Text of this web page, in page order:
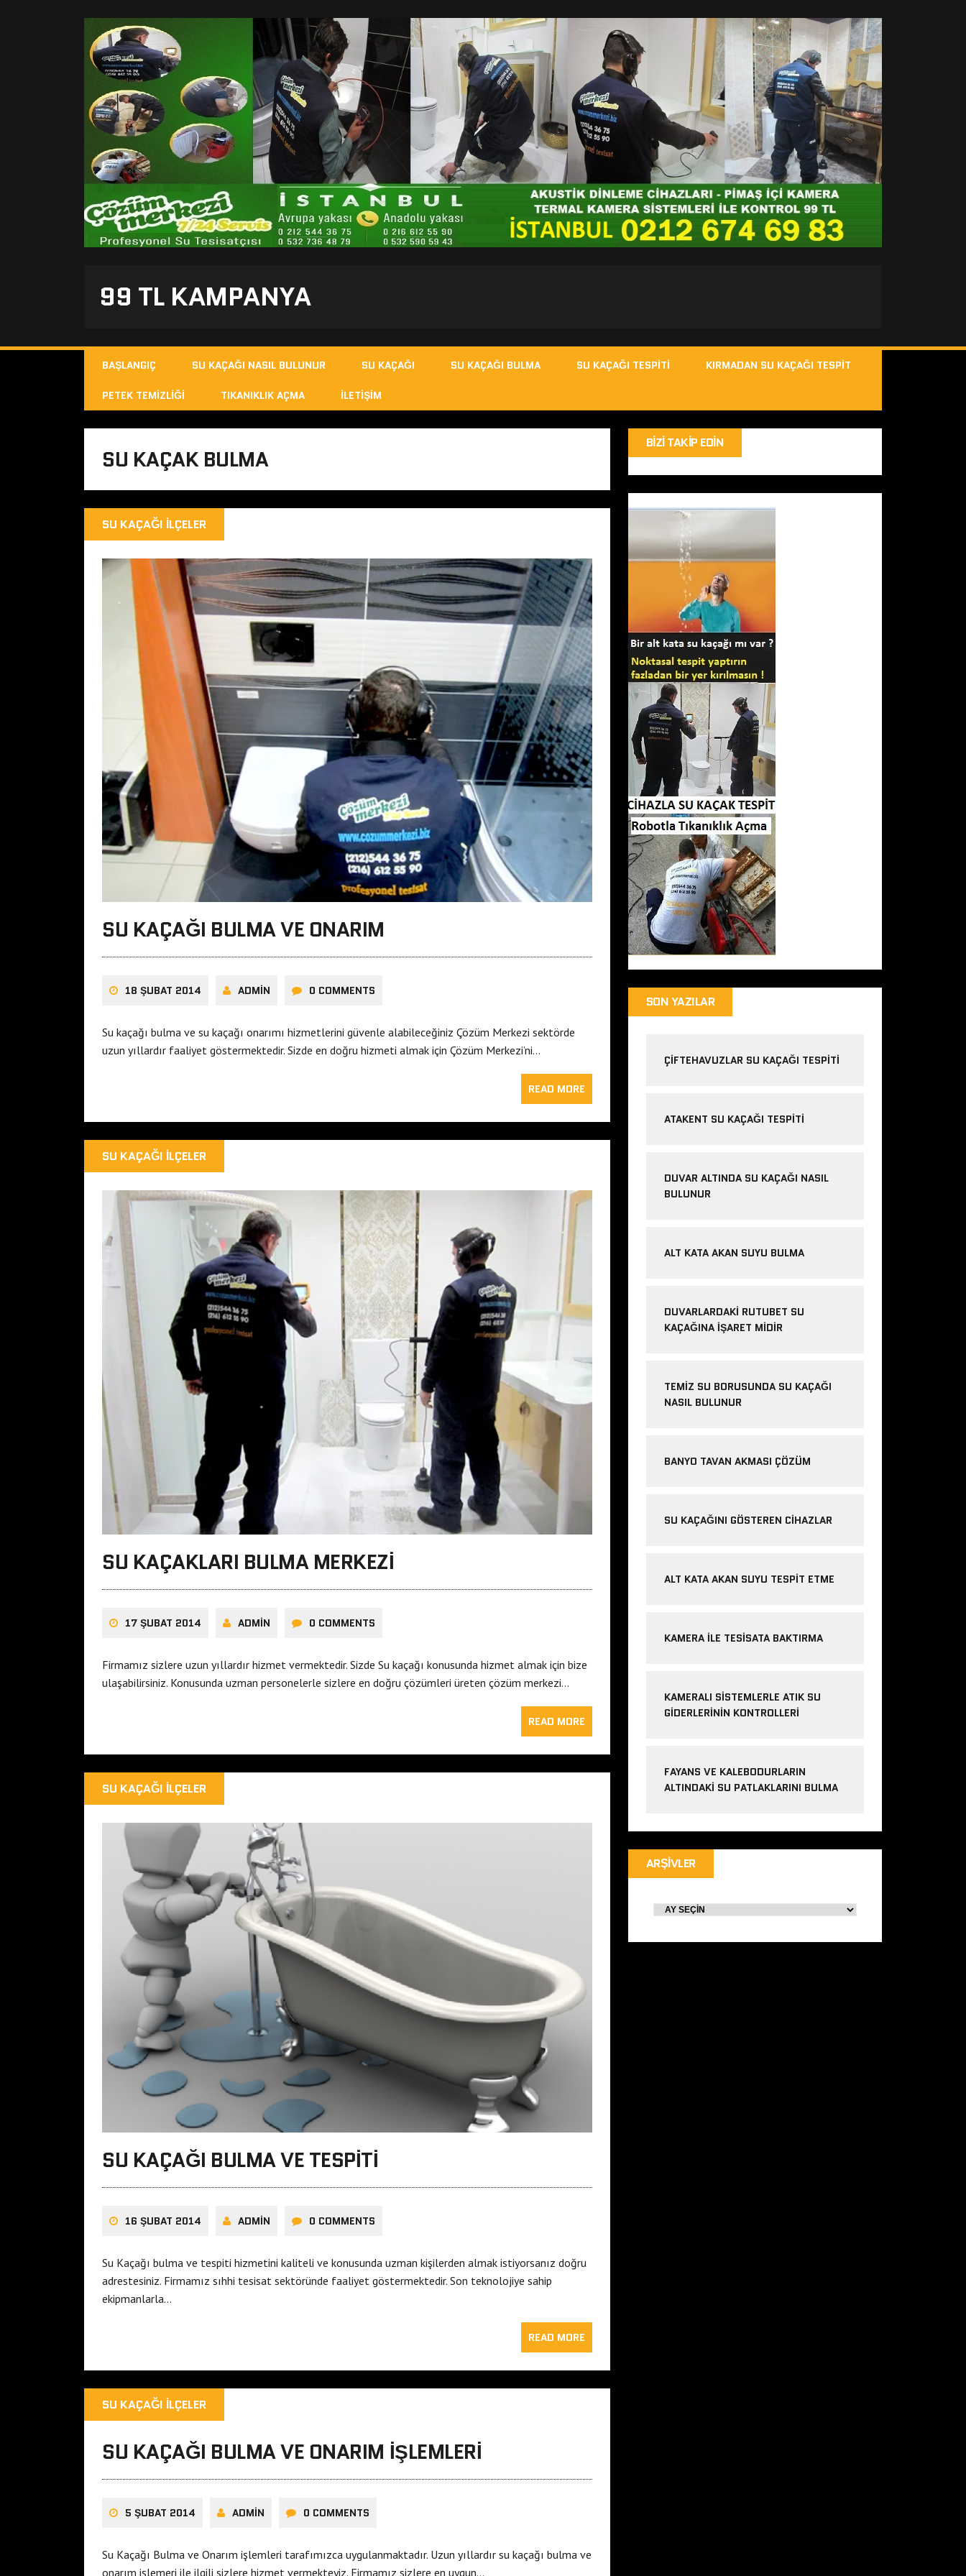
99 TL KAMPANYA
BAŞLANGIÇ SU KAÇAĞI NASIL BULUNUR SU KAÇAĞI SU KAÇAĞI BULMA SU KAÇAĞI TESPITI KIRMADAN SU KAÇAĞI TESPIT
PETEK TEMIZLIĞI TIKANIKLIK AÇMA İLETIŞIM
SU KAÇAK BULMA
SU KAÇAĞI İLÇELER
SU KAÇAĞI BULMA VE ONARIM
18 ŞUBAT 2014 ADMIN 0 COMMENTS
Su kaçağı bulma ve su kaçağı onarımı hizmetlerini güvenle alabileceğiniz Çözüm Merkezi sektörde
uzun yıllardır faaliyet göstermektedir. Sizde en doğru hizmeti almak için Çözüm Merkezi’ni…
READ MORE
SU KAÇAĞI İLÇELER
SU KAÇAKLARI BULMA MERKEZI
17 ŞUBAT 2014 ADMIN 0 COMMENTS
Firmamız sizlere uzun yıllardır hizmet vermektedir. Sizde Su kaçağı konusunda hizmet almak için bize
ulaşabilirsiniz. Konusunda uzman personelerle sizlere en doğru çözümleri üreten çözüm merkezi…
READ MORE
SU KAÇAĞI İLÇELER
SU KAÇAĞI BULMA VE TESPITI
16 ŞUBAT 2014 ADMIN 0 COMMENTS
Su Kaçağı bulma ve tespiti hizmetini kaliteli ve konusunda uzman kişilerden almak istiyorsanız doğru
adrestesiniz. Firmamız sıhhi tesisat sektöründe faaliyet göstermektedir. Son teknolojiye sahip
ekipmanlarla…
READ MORE
SU KAÇAĞI İLÇELER
SU KAÇAĞI BULMA VE ONARIM İŞLEMLERI
5 ŞUBAT 2014 ADMIN 0 COMMENTS
Su Kaçağı Bulma ve Onarım işlemleri tarafımızca uygulanmaktadır. Uzun yıllardır su kaçağı bulma ve
onarım işlemeri ile ilgili sizlere hizmet vermekteyiz. Firmamız sizlere en uygun…
BIZI TAKIP EDIN
SON YAZILAR
ÇIFTEHAVUZLAR SU KAÇAĞI TESPITI
ATAKENT SU KAÇAĞI TESPITI
DUVAR ALTINDA SU KAÇAĞI NASIL
BULUNUR
ALT KATA AKAN SUYU BULMA
DUVARLARDAKI RUTUBET SU
KAÇAĞINA İŞARET MIDIR
TEMIZ SU BORUSUNDA SU KAÇAĞI
NASIL BULUNUR
BANYO TAVAN AKMASI ÇÖZÜM
SU KAÇAĞINI GÖSTEREN CIHAZLAR
ALT KATA AKAN SUYU TESPIT ETME
KAMERA ILE TESISATA BAKTIRMA
KAMERALI SISTEMLERLE ATIK SU
GIDERLERININ KONTROLLERI
FAYANS VE KALEBODURLARIN
ALTINDAKI SU PATLAKLARINI BULMA
ARŞIVLER